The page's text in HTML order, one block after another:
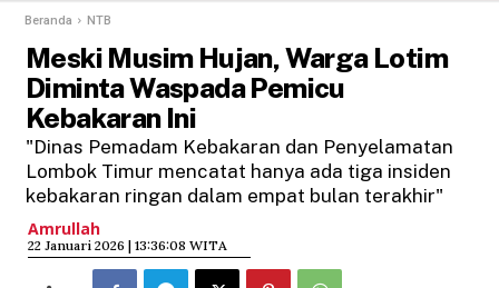
Beranda NTB
Meski Musim Hujan, Warga Lotim
Diminta Waspada Pemicu
Kebakaran Ini
"Dinas Pemadam Kebakaran dan Penyelamatan
Lombok Timur mencatat hanya ada tiga insiden
kebakaran ringan dalam empat bulan terakhir"
Amrullah
​22 Januari 2026 | 13:36:08 WITA